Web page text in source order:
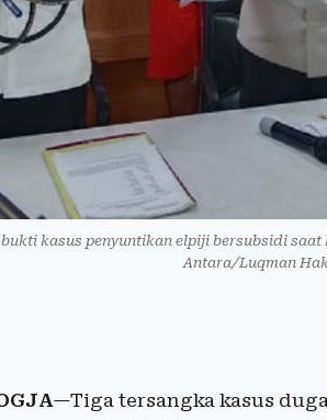
kasus penyuntikan elpiji bersubsidi
Antara/Luqman
—Tiga tersangka kasus